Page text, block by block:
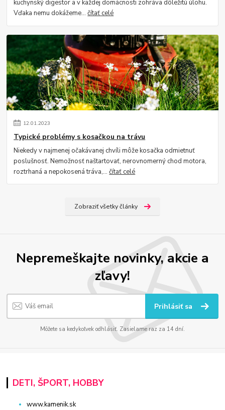
kuchynský digestor a v každej domácnosti zohráva dôležitú úlohu.
Vďaka nemu dokážeme...čítať celé
12.01.2023
Typické problémy s kosačkou na trávu
Niekedy v najmenej očakávanej chvíli môže kosačka odmietnuť
poslušnosť. Nemožnosť naštartovať, nerovnomerný chod motora,
roztrhaná a nepokosená tráva,...čítať celé
Zobraziť všetky články
Nepremeškajte novinky, akcie a
zľavy!
Prihlásiť sa
Môžete sa kedykoľvek odhlásiť. Zasielame raz za 14 dní.
DETI, ŠPORT, HOBBY
www.kamenik.sk